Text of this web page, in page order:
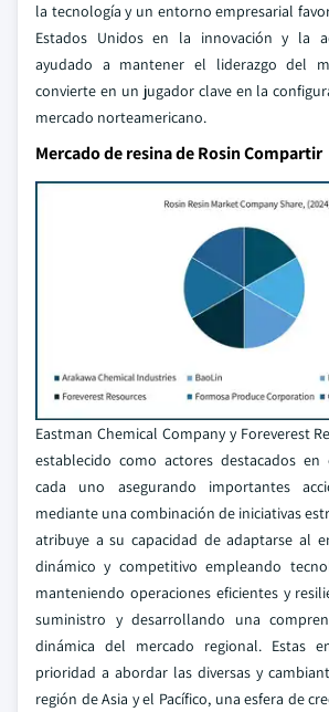
la tecnología y un entorno empresarial
Estados Unidos en la innovación y la
ayudado a mantener el liderazgo del
convierte en un jugador clave en la
mercado norteamericano.
Mercado de resina de Rosin Compartir
Eastman Chemical Company y Foreverest
establecido como actores destacados
cada uno asegurando importantes
mediante una combinación de iniciativas
atribuye a su capacidad de adaptarse al
dinámico y competitivo empleando
manteniendo operaciones eficientes y
suministro y desarrollando una
dinámica del mercado regional. Estas
prioridad a abordar las diversas y
región de Asia y el Pacífico, una esfera de